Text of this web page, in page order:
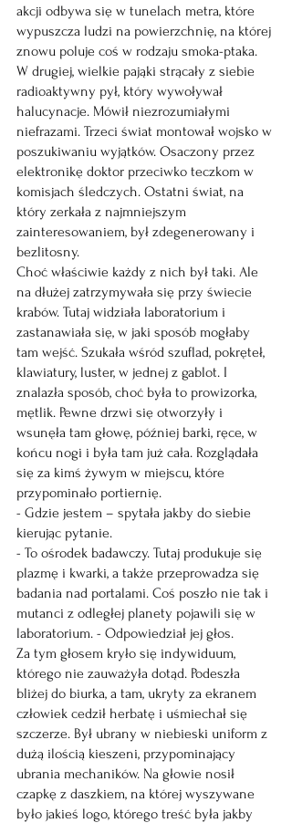
akcji odbywa się w tunelach metra, które
wypuszcza ludzi na powierzchnię, na której
znowu poluje coś w rodzaju smoka-ptaka.
W drugiej, wielkie pająki strącały z siebie
radioaktywny pył, który wywoływał
halucynacje. Mówił niezrozumiałymi
niefrazami. Trzeci świat montował wojsko w
poszukiwaniu wyjątków. Osaczony przez
elektronikę doktor przeciwko teczkom w
komisjach śledczych. Ostatni świat, na
który zerkała z najmniejszym
zainteresowaniem, był zdegenerowany i
bezlitosny.
Choć właściwie każdy z nich był taki. Ale
na dłużej zatrzymywała się przy świecie
krabów. Tutaj widziała laboratorium i
zastanawiała się, w jaki sposób mogłaby
tam wejść. Szukała wśród szuflad, pokręteł,
klawiatury, luster, w jednej z gablot. I
znalazła sposób, choć była to prowizorka,
mętlik. Pewne drzwi się otworzyły i
wsunęła tam głowę, później barki, ręce, w
końcu nogi i była tam już cała. Rozglądała
się za kimś żywym w miejscu, które
przypominało portiernię.
- Gdzie jestem – spytała jakby do siebie
kierując pytanie.
- To ośrodek badawczy. Tutaj produkuje się
plazmę i kwarki, a także przeprowadza się
badania nad portalami. Coś poszło nie tak i
mutanci z odległej planety pojawili się w
laboratorium. - Odpowiedział jej głos.
Za tym głosem kryło się indywiduum,
którego nie zauważyła dotąd. Podeszła
bliżej do biurka, a tam, ukryty za ekranem
człowiek cedził herbatę i uśmiechał się
szczerze. Był ubrany w niebieski uniform z
dużą ilością kieszeni, przypominający
ubrania mechaników. Na głowie nosił
czapkę z daszkiem, na której wyszywane
było jakieś logo, którego treść była jakby